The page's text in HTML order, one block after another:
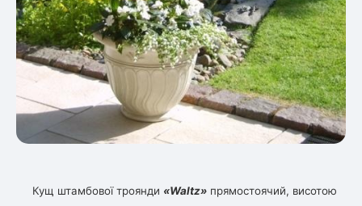
Кущ штамбової троянди «Waltz» прямостоячий, висотою